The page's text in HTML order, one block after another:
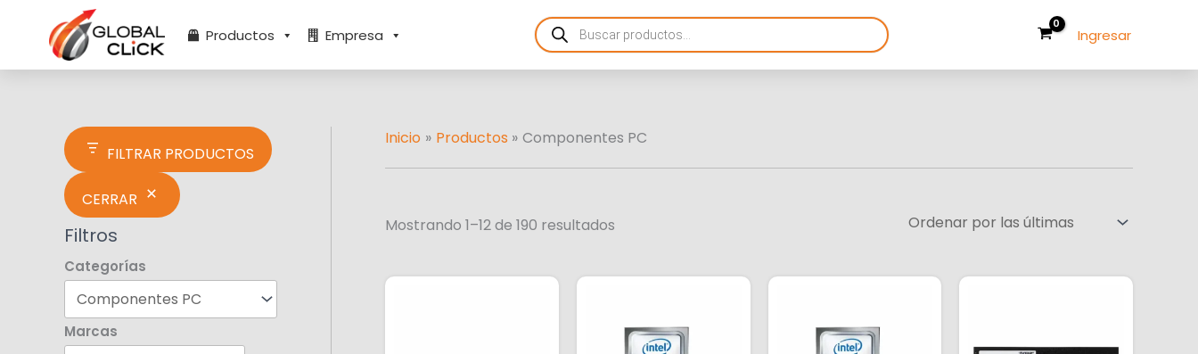
contenido
Productos Empresa
Products
search Ingresar
FILTRAR PRODUCTOS
CERRAR
Filtros
Categorías
Marcas
s
t
Inicio Productos Componentes PC
Mostrando 1–12 de 190 resultados
por
más
recientes